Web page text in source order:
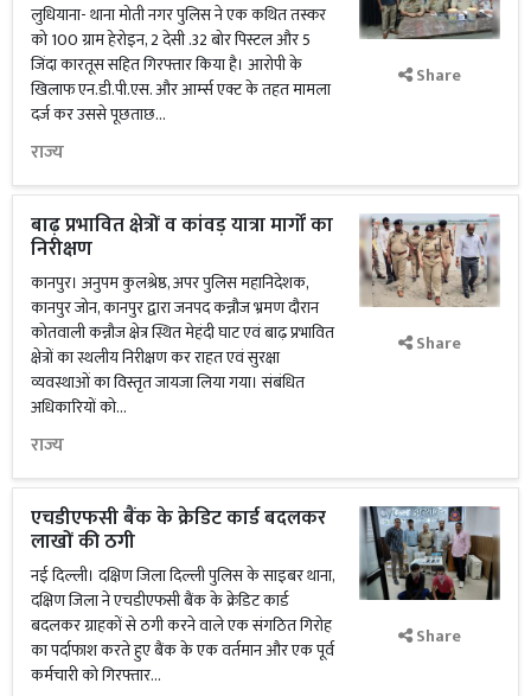
लुधियाना- थाना मोती नगर पुलिस ने एक कथित तस्कर
को 100 ग्राम हेरोइन, 2 देसी .32 बोर पिस्टल और 5
जिंदा कारतूस सहित गिरफ्तार किया है। आरोपी के
खिलाफ एन.डी.पी.एस. और आर्म्स एक्ट के तहत मामला
दर्ज कर उससे पूछताछ...
राज्य
Share
बाढ़ प्रभावित क्षेत्रों व कांवड़ यात्रा मार्गों का
निरीक्षण
कानपुर। अनुपम कुलश्रेष्ठ, अपर पुलिस महानिदेशक,
कानपुर जोन, कानपुर द्वारा जनपद कन्नौज भ्रमण दौरान
कोतवाली कन्नौज क्षेत्र स्थित मेहंदी घाट एवं बाढ़ प्रभावित
क्षेत्रों का स्थलीय निरीक्षण कर राहत एवं सुरक्षा
व्यवस्थाओं का विस्तृत जायजा लिया गया। संबंधित
अधिकारियों को...
राज्य
Share
एचडीएफसी बैंक के क्रेडिट कार्ड बदलकर
लाखों की ठगी
नई दिल्ली। दक्षिण जिला दिल्ली पुलिस के साइबर थाना,
दक्षिण जिला ने एचडीएफसी बैंक के क्रेडिट कार्ड
बदलकर ग्राहकों से ठगी करने वाले एक संगठित गिरोह
का पर्दाफाश करते हुए बैंक के एक वर्तमान और एक पूर्व
कर्मचारी को गिरफ्तार...
Share